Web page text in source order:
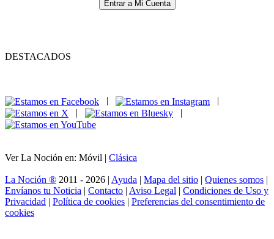
Entrar a Mi Cuenta
DESTACADOS
|
|
Ver La Noción en: Móvil | Clásica
La Noción ® 2011 - 2026 | Ayuda | Mapa del sitio | Quienes somos |
Envíanos tu Noticia | Contacto | Aviso Legal | Condiciones de Uso y
Privacidad | Política de cookies | Preferencias del consentimiento de
cookies